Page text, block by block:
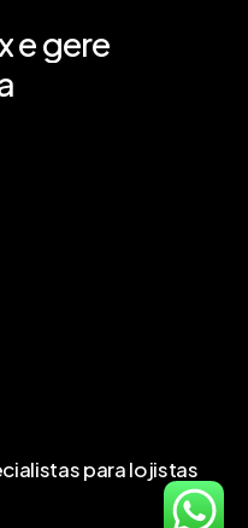
egere
para lojistas